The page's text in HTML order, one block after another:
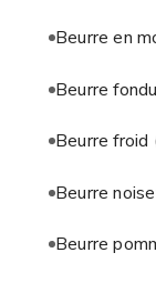
Beurre en
Beurre fondu
Beurre froid
Beurre
Beurre